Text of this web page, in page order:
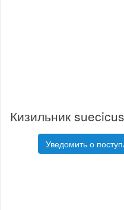
Кизильник
Уведомить о